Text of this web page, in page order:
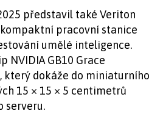
představil také Veriton
pracovní stanice
umělé inteligence.
NVIDIA GB10 Grace
který dokáže do miniaturního
15 × 15 × 5 centimetrů
serveru.